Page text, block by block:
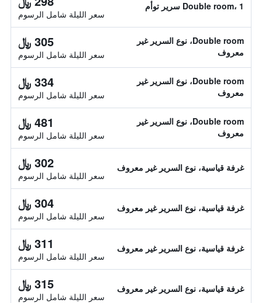
Double room، 1 سرير توأم
سعر الليلة شامل الرسوم
Double room، نوع السرير غير
معروف
305 ﷼
سعر الليلة شامل الرسوم
Double room، نوع السرير غير
معروف
334 ﷼
سعر الليلة شامل الرسوم
Double room، نوع السرير غير
معروف
481 ﷼
سعر الليلة شامل الرسوم
غرفة قياسية، نوع السرير غير معروف 302 ﷼
سعر الليلة شامل الرسوم
غرفة قياسية، نوع السرير غير معروف 304 ﷼
سعر الليلة شامل الرسوم
غرفة قياسية، نوع السرير غير معروف 311 ﷼
سعر الليلة شامل الرسوم
غرفة قياسية، نوع السرير غير معروف 315 ﷼
سعر الليلة شامل الرسوم